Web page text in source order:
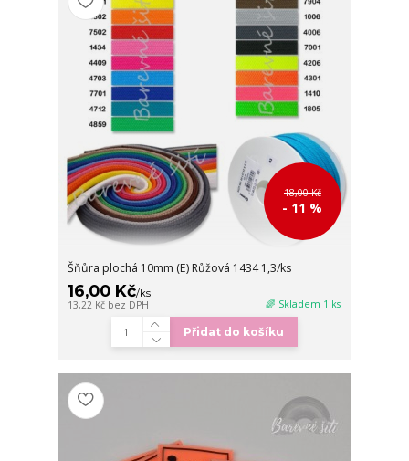
18,00 Kč
- 11 %
Šňůra plochá 10mm (E) Růžová 1434 1,3/ks
16,00 Kč/ks
13,22 Kč bez DPH 🌈 Skladem 1 ks
Přidat do košíku